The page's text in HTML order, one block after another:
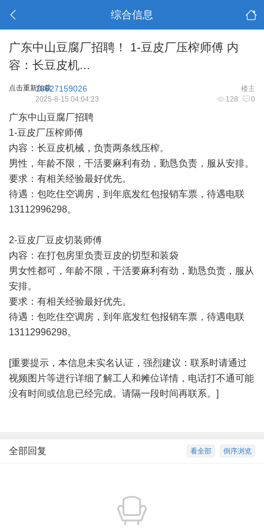
综合信息
广东中山豆腐厂招聘！ 1-豆皮厂压榨师傅 内
容：长豆皮机...
点击重新加载 楼主
13627159026
128 0
2025-8-15 04:04:23
广东中山豆腐厂招聘
1-豆皮厂压榨师傅
内容：长豆皮机械，负责两条线压榨。
男性，年龄不限，干活要麻利有劲，勤恳负责，服从安排。
要求：有相关经验最好优先。
待遇：包吃住空调房，到年底发红包报销车票，待遇电联
13112996298。
2-豆皮厂豆皮切装师傅
内容：在打包房里负责豆皮的切型和装袋
男女性都可，年龄不限，干活要麻利有劲，勤恳负责，服从
安排。
要求：有相关经验最好优先。
待遇：包吃住空调房，到年底发红包报销车票，待遇电联
13112996298。
[重要提示，本信息未实名认证，强烈建议：联系时请通过
视频图片等进行详细了解工人和摊位详情，电话打不通可能
没有时间或信息已经完成。请隔一段时间再联系。]
倒序浏览
看全部
全部回复